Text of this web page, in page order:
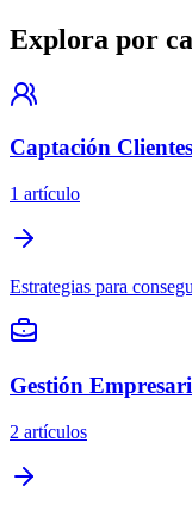
Explora por
Captación Clientes
1 artículo
Estrategias para
Gestión
2 artículos